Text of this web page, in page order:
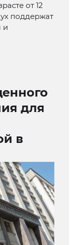
от 12
поддержат
и
для
в